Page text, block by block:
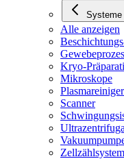
Systeme
Alle anzeigen
Kryo-
Mikroskope
Scanner